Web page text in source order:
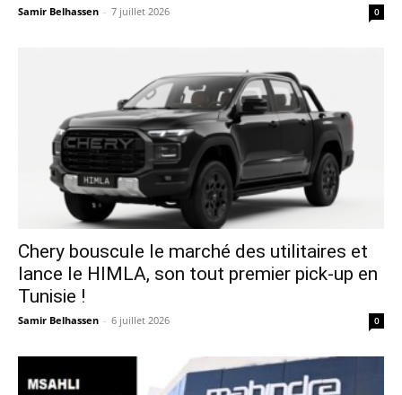
Samir Belhassen - 7 juillet 2026 0
Chery bouscule le marché des utilitaires et
lance le HIMLA, son tout premier pick-up en
Tunisie !
Samir Belhassen - 6 juillet 2026 0